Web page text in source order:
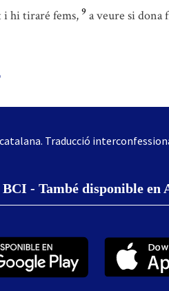
i hi tiraré fems, 9 a veure si dona
Traducció
BCI - També disponible en